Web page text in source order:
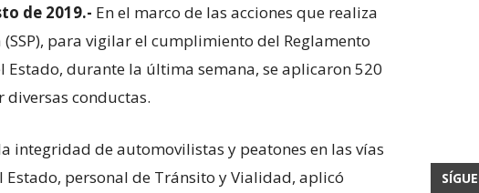
de 2019.- En el marco de las acciones que realiza
para vigilar el cumplimiento del Reglamento
Estado, durante la última semana, se aplicaron 520
conductas.
integridad de automovilistas y peatones en las vías
personal de Tránsito y Vialidad, aplicó